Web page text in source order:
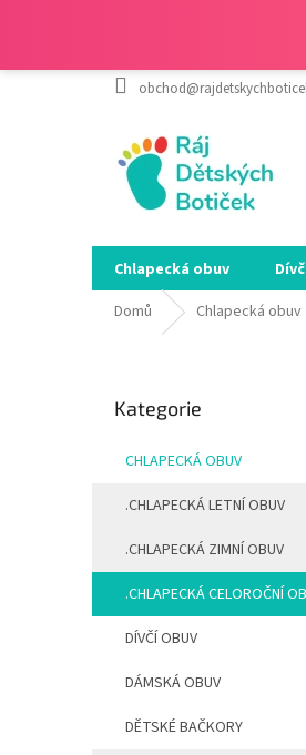
Chlapecká obuv
Domů
Chlapecká obuv
p
n
kategorie
Kategorie
CHLAPECKÁ OBUV
.CHLAPECKÁ LETNÍ OBUV
.CHLAPECKÁ ZIMNÍ OBUV
.CHLAPECKÁ CELOROČNÍ
DÍVČÍ OBUV
DÁMSKÁ OBUV
DĚTSKÉ BAČKORY